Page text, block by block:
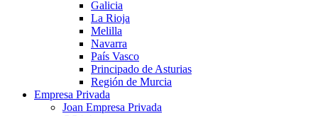
Galicia
La Rioja
Melilla
Navarra
País Vasco
Principado de Asturias
Región de Murcia
Empresa Privada
Joan Empresa Privada